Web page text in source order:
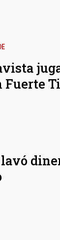
Fuerte